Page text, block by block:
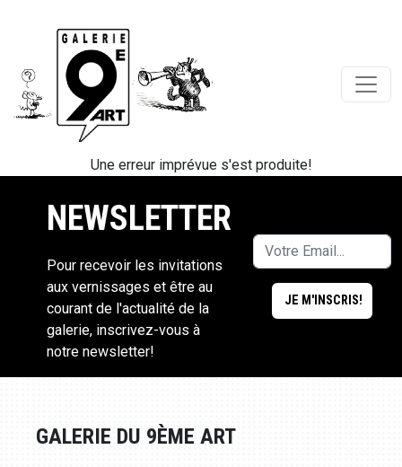
Une erreur imprévue s'est produite!
NEWSLETTER
Pour recevoir les invitations
aux vernissages et être au
courant de l'actualité de la
galerie, inscrivez-vous à
notre newsletter!
GALERIE DU 9ÈME ART